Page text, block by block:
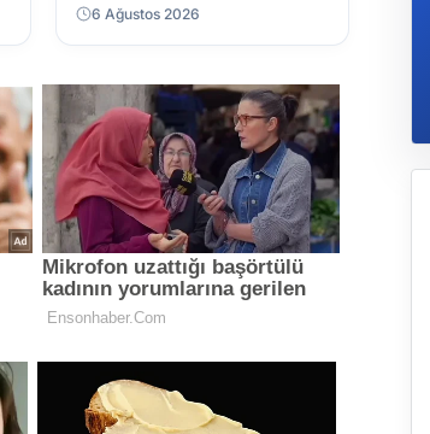
6 Ağustos 2026